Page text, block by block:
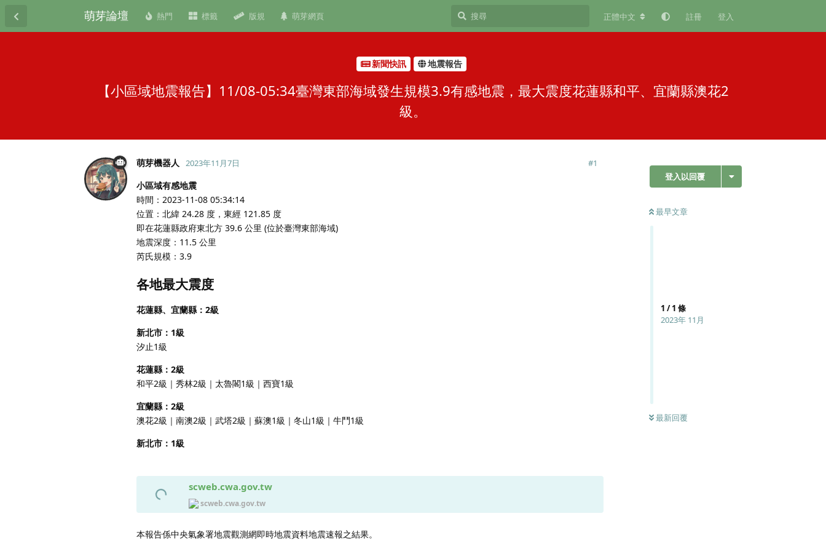
萌芽論壇 熱門 標籤 版規 萌芽網頁 正體中文 註冊 登入
新聞快訊 地震報告
【小區域地震報告】11/08-05:34臺灣東部海域發生規模3.9有感地震，最大震度花蓮縣和平、宜蘭縣澳花2
級。
登入以回覆
最早文章
1 /1 條
2023年 11月
最新回覆
萌芽機器人 2023年11月7日 #1
小區域有感地震
時間：2023-11-08 05:34:14
位置：北緯 24.28 度，東經 121.85 度
即在花蓮縣政府東北方 39.6 公里 (位於臺灣東部海域)
地震深度：11.5 公里
芮氏規模：3.9
各地最大震度
花蓮縣、宜蘭縣：2級
新北市：1級
汐止1級
花蓮縣：2級
和平2級｜秀林2級｜太魯閣1級｜西寶1級
宜蘭縣：2級
澳花2級｜南澳2級｜武塔2級｜蘇澳1級｜冬山1級｜牛鬥1級
新北市：1級
scweb.cwa.gov.tw
scweb.cwa.gov.tw
本報告係中央氣象署地震觀測網即時地震資料地震速報之結果。